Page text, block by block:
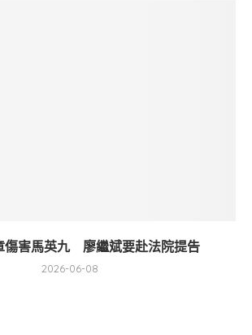
傷害馬英九 廖繼斌要赴法院提告
2026-06-08